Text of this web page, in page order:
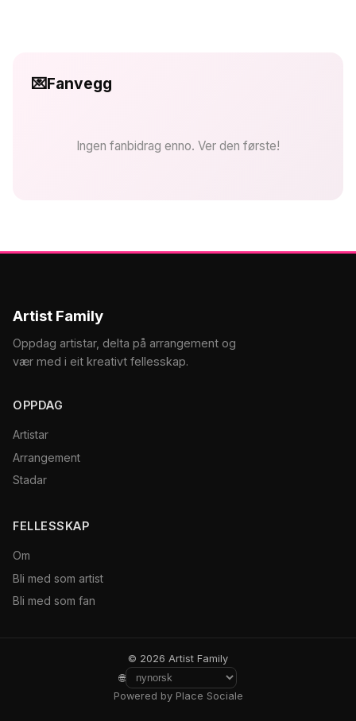
💌Fanvegg
Ingen fanbidrag enno. Ver den første!
Artist Family
Oppdag artistar, delta på arrangement og
vær med i eit kreativt fellesskap.
OPPDAG
Artistar
Arrangement
Stadar
FELLESSKAP
Om
Bli med som artist
Bli med som fan
© 2026 Artist Family
🌐
Powered by Place Sociale